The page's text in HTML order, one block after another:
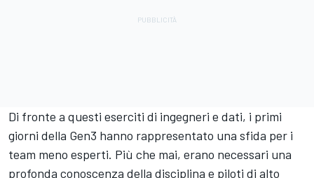
Di fronte a questi eserciti di ingegneri e dati, i primi
giorni della Gen3 hanno rappresentato una sfida per i
team meno esperti. Più che mai, erano necessari una
profonda conoscenza della disciplina e piloti di alto